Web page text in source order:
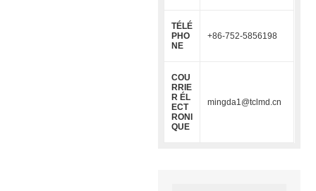
TÉLÉ
PHO
NE
+86-752-5856198
COU
RRIE
R ÉL
ECT
RONI
QUE
mingda1@tclmd.cn